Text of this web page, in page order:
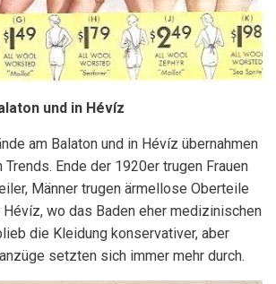
und in Hévíz
am Balaton und in Hévíz übernahmen
Ende der 1920er trugen Frauen
Männer trugen ärmellose Oberteile
wo das Baden eher medizinischen
die Kleidung konservativer, aber
setzten sich immer mehr durch.